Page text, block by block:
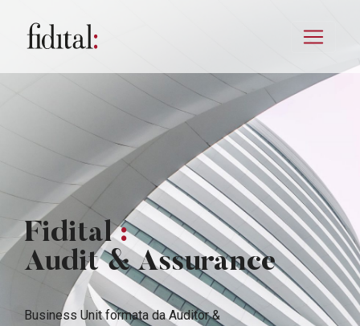
Fidital:
Audit & Assurance
Business Unit formata da Auditor &